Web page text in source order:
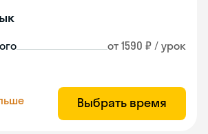
от 1590 ₽ / урок
Выбрать время